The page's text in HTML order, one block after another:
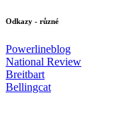
Odkazy - různé
Powerlineblog
National Review
Breitbart
Bellingcat